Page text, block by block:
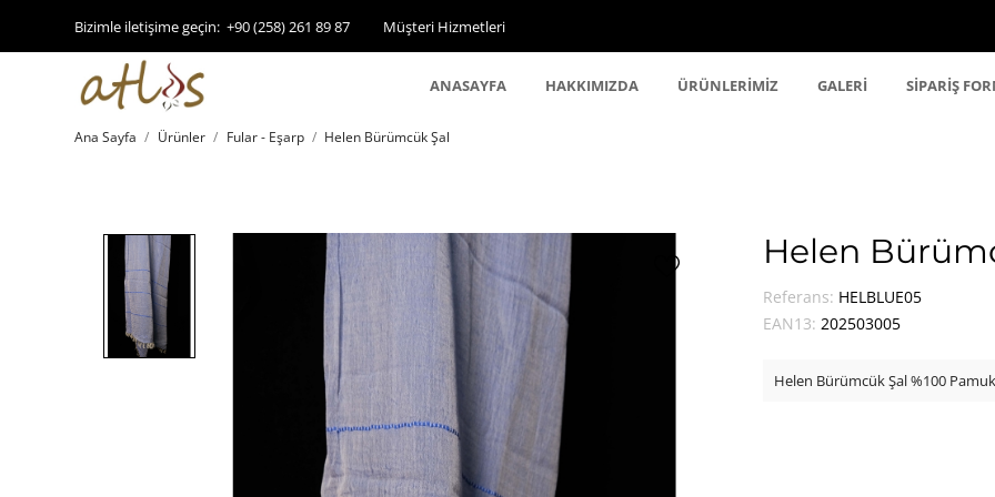
Bizimle iletişime geçin: +90 (258) 261 89 87 Müşteri Hizmetleri
ANASAYFA HAKKIMIZDA ÜRÜNLERİMİZ GALERİ SİPARİŞ
Ana Sayfa Ürünler Fular - Eşarp Helen Bürümcük Şal
Helen
Referans: HELBLUE05
EAN13: 202503005
Helen Bürümcük Şal %100